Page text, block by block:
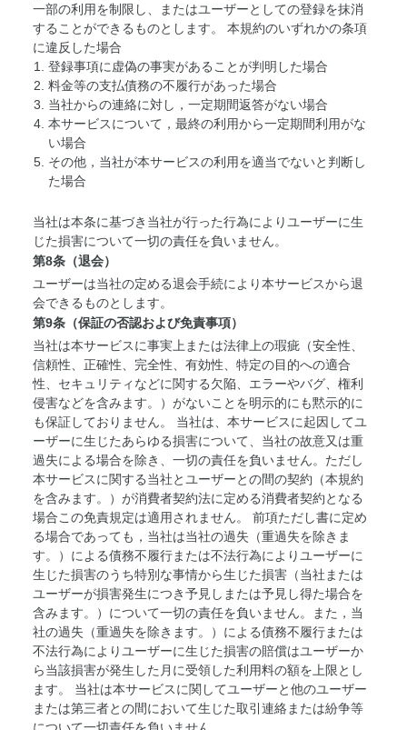
一部の利用を制限し、またはユーザーとしての登録を抹消
することができるものとします。 本規約のいずれかの条項
に違反した場合
登録事項に虚偽の事実があることが判明した場合
料金等の支払債務の不履行があった場合
当社からの連絡に対し，一定期間返答がない場合
本サービスについて，最終の利用から一定期間利用がな
い場合
その他，当社が本サービスの利用を適当でないと判断し
た場合
当社は本条に基づき当社が行った行為によりユーザーに生
じた損害について一切の責任を負いません。
第8条（退会）
ユーザーは当社の定める退会手続により本サービスから退
会できるものとします。
第9条（保証の否認および免責事項）
当社は本サービスに事実上または法律上の瑕疵（安全性、
信頼性、正確性、完全性、有効性、特定の目的への適合
性、セキュリティなどに関する欠陥、エラーやバグ、権利
侵害などを含みます。）がないことを明示的にも黙示的に
も保証しておりません。 当社は、本サービスに起因してユ
ーザーに生じたあらゆる損害について、当社の故意又は重
過失による場合を除き、一切の責任を負いません。ただし
本サービスに関する当社とユーザーとの間の契約（本規約
を含みます。）が消費者契約法に定める消費者契約となる
場合この免責規定は適用されません。 前項ただし書に定め
る場合であっても，当社は当社の過失（重過失を除きま
す。）による債務不履行または不法行為によりユーザーに
生じた損害のうち特別な事情から生じた損害（当社または
ユーザーが損害発生につき予見しまたは予見し得た場合を
含みます。）について一切の責任を負いません。また，当
社の過失（重過失を除きます。）による債務不履行または
不法行為によりユーザーに生じた損害の賠償はユーザーか
ら当該損害が発生した月に受領した利用料の額を上限とし
ます。 当社は本サービスに関してユーザーと他のユーザー
または第三者との間において生じた取引連絡または紛争等